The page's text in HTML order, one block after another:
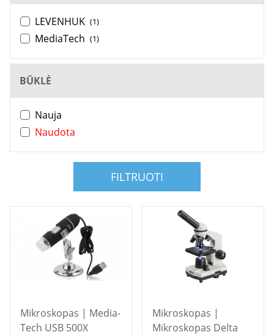
LEVENHUK (1)
MediaTech (1)
BŪKLĖ
Nauja
Naudota
FILTRUOTI
Mikroskopas | Media-
Tech USB 500X
Mikroskopas |
Mikroskopas Delta